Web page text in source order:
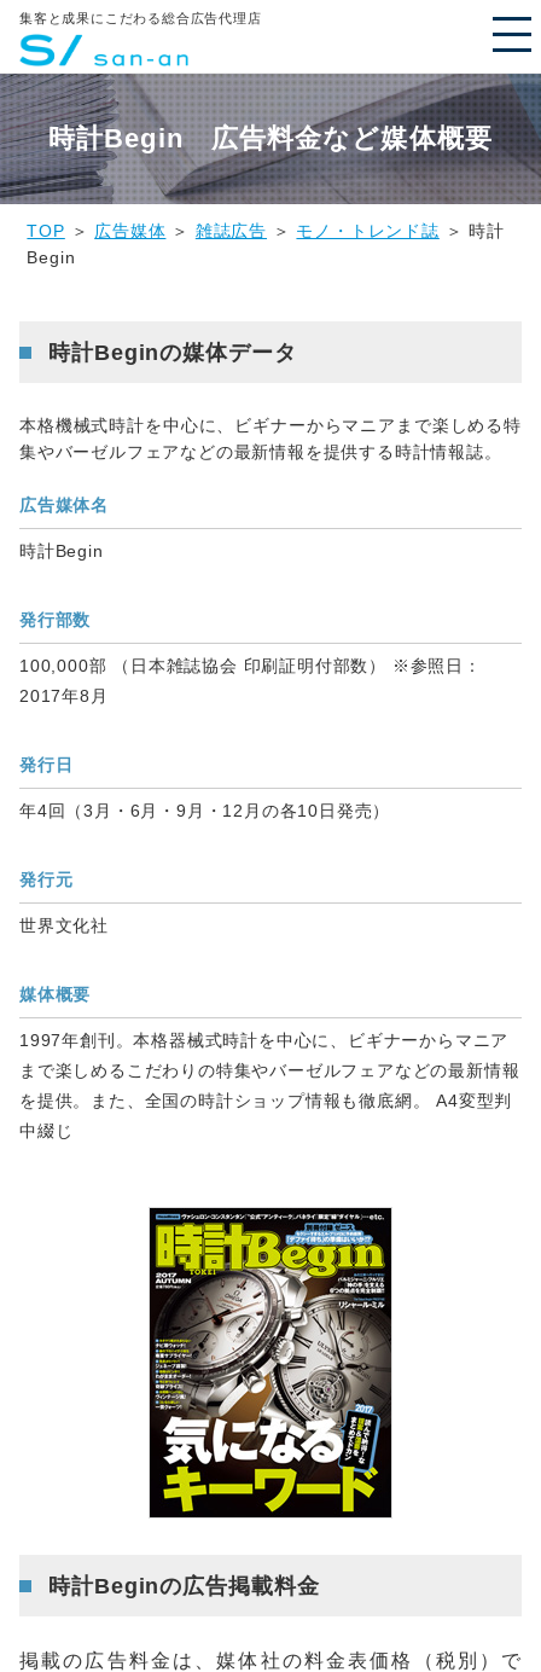
集客と成果にこだわる総合広告代理店
時計Begin 広告料金など媒体概要
TOP ＞ 広告媒体 ＞ 雑誌広告 ＞ モノ・トレンド誌 ＞ 時計
Begin
時計Beginの媒体データ
本格機械式時計を中心に、ビギナーからマニアまで楽しめる特
集やバーゼルフェアなどの最新情報を提供する時計情報誌。
広告媒体名
時計Begin
発行部数
100,000部 （日本雑誌協会 印刷証明付部数） ※参照日：
2017年8月
発行日
年4回（3月・6月・9月・12月の各10日発売）
発行元
世界文化社
媒体概要
1997年創刊。本格器械式時計を中心に、ビギナーからマニア
まで楽しめるこだわりの特集やバーゼルフェアなどの最新情報
を提供。また、全国の時計ショップ情報も徹底網。 A4変型判
中綴じ
時計Beginの広告掲載料金
掲載の広告料金は、媒体社の料金表価格（税別）で